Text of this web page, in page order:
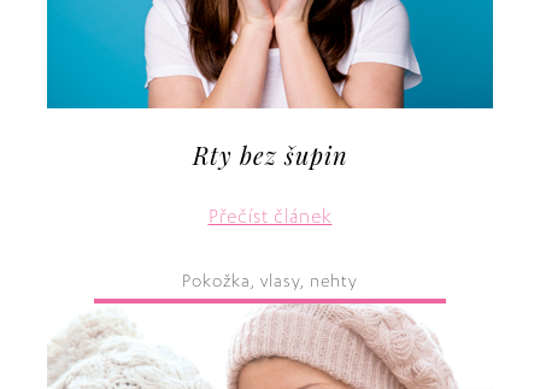
Rty bez šupin
Přečíst článek
Pokožka, vlasy, nehty